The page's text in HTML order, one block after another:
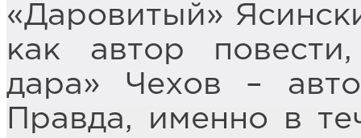
«Даровитый»
как автор
дара» Чехов –
Правда, именно в